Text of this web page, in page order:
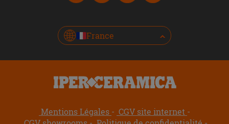
France
Mentions Légales
CGV site internet